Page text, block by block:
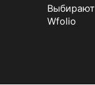
Выбирают
Wfolio